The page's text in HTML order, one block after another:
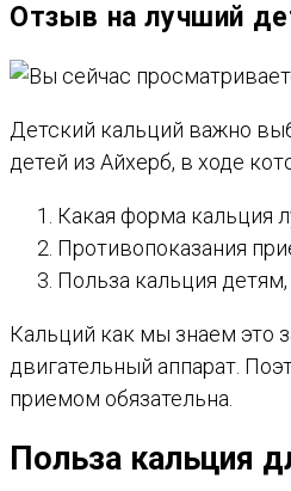
Отзыв на лучший
Детский кальций важно
детей из Айхерб, в ходе
Какая форма кальция
Противопоказания
Польза кальция
Кальций как мы знаем это
двигательный аппарат.
приемом обязательна.
Польза кальция